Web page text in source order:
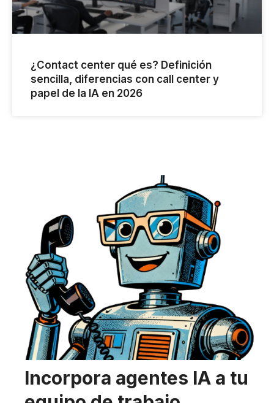
¿Contact center qué es? Definición
sencilla, diferencias con call center y
papel de la IA en 2026
Incorpora agentes IA a tu